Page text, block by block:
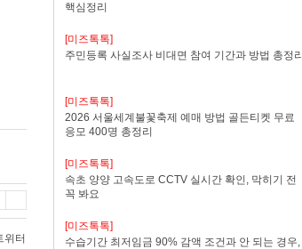
핵심정리
[미즈톡톡]
주민등록 사실조사 비대면 참여 기간과 방법 총정리
[미즈톡톡]
2026 서울세계불꽃축제 예매 방법 골든티켓 무료
응모 400명 총정리
[미즈톡톡]
속초 양양 고속도로 CCTV 실시간 확인, 막히기 전
꼭 봐요
[미즈톡톡]
수습기간 최저임금 90% 감액 조건과 안 되는 경우,